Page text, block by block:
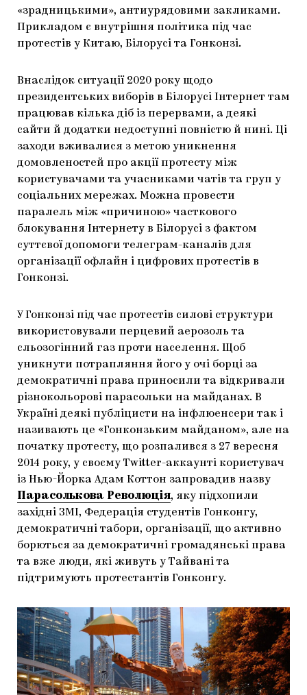
«зрадницькими», антиурядовими закликами.
Прикладом є внутрішня політика під час
протестів у Китаю, Білорусі та Гонконзі.
Внаслідок ситуації 2020 року щодо
президентських виборів в Білорусі Інтернет там
працював кілька діб із перервами, а деякі
сайти й додатки недоступні повністю й нині. Ці
заходи вживалися з метою уникнення
домовленостей про акції протесту між
користувачами та учасниками чатів та груп у
соціальних мережах. Можна провести
паралель між «причиною» часткового
блокування Інтернету в Білорусі з фактом
суттєвої допомоги телеграм-каналів для
організації офлайн і цифрових протестів в
Гонконзі.
У Гонконзі під час протестів силові структури
використовували перцевий аерозоль та
сльозогінний газ проти населення. Щоб
уникнути потрапляння його у очі борці за
демократичні права приносили та відкривали
різнокольорові парасольки на майданах. В
Україні деякі публіцисти на інфлюенсери так і
називають це «Гонконзьким майданом», але на
початку протесту, що розпалився з 27 вересня
2014 року, у своєму Twitter-аккаунті користувач
із Нью-Йорка Адам Коттон запровадив назву
Парасолькова Революція, яку підхопили
західні ЗМІ, Федерація студентів Гонконгу,
демократичні табори, організації, що активно
борються за демократичні громадянські права
та вже люди, які живуть у Тайвані та
підтримують протестантів Гонконгу.